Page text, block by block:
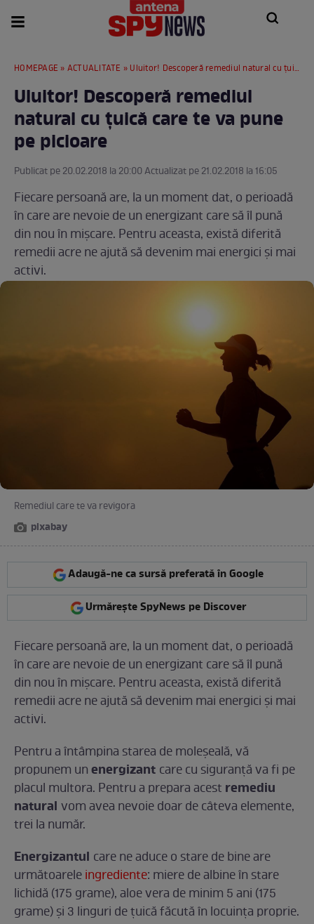
HOMEPAGE » ACTUALITATE » Uluitor! Descoperă remediul natural cu ţuică care te va pune pe picioare
Uluitor! Descoperă remediul
natural cu ţuică care te va pune
pe picioare
Publicat pe 20.02.2018 la 20:00 Actualizat pe 21.02.2018 la 16:05
Fiecare persoană are, la un moment dat, o perioadă
în care are nevoie de un energizant care să îl pună
din nou în mişcare. Pentru aceasta, există diferită
remedii acre ne ajută să devenim mai energici şi mai
activi.
Remediul care te va revigora
pixabay
Adaugă-ne ca sursă preferată în Google
Urmărește SpyNews pe Discover
Fiecare persoană are, la un moment dat, o perioadă
în care are nevoie de un energizant care să îl pună
din nou în mişcare. Pentru aceasta, există diferită
remedii acre ne ajută să devenim mai energici şi mai
activi.
Pentru a întâmpina starea de moleşeală, vă
propunem unenergizant care cu siguranţă va fi pe
placul multora. Pentru a prepara acest remediu
natural vom avea nevoie doar de câteva elemente,
trei la număr.
Energizantul care ne aduce o stare de bine are
următoareleingrediente: miere de albine în stare
lichidă (175 grame), aloe vera de minim 5 ani (175
grame) şi 3 linguri de ţuică făcută în locuinţa proprie.